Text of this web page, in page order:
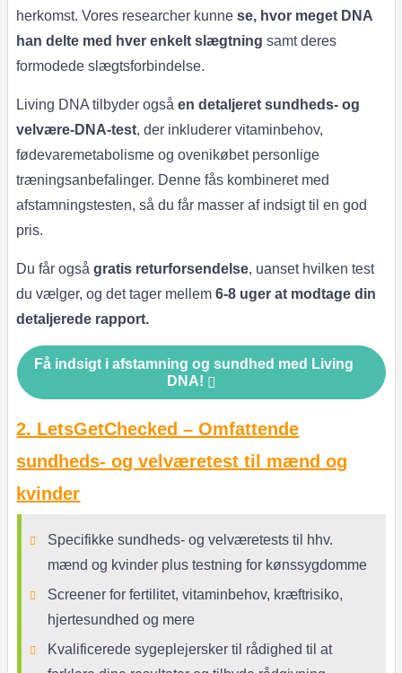
herkomst. Vores researcher kunnese, hvor meget DNA
han delte med hver enkelt slægtning samt deres
formodede slægtsforbindelse.
Living DNA tilbyder ogsåen detaljeret sundheds- og
velvære-DNA-test, der inkluderer vitaminbehov,
fødevaremetabolisme og ovenikøbet personlige
træningsanbefalinger. Denne fås kombineret med
afstamningstesten, så du får masser af indsigt til en god
pris.
Du får ogsågratis returforsendelse, uanset hvilken test
du vælger, og det tager mellem6-8 uger at modtage din
detaljerede rapport.
Få indsigt i afstamning og sundhed med Living
DNA!
2. LetsGetChecked – Omfattende
sundheds- og velværetest til mænd og
kvinder
Specifikke sundheds- og velværetests til hhv.
mænd og kvinder plus testning for kønssygdomme
Screener for fertilitet, vitaminbehov, kræftrisiko,
hjertesundhed og mere
Kvalificerede sygeplejersker til rådighed til at